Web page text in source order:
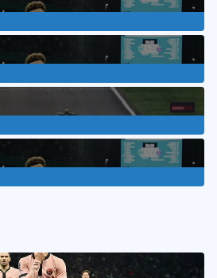
3Posts
8Posts
3Posts